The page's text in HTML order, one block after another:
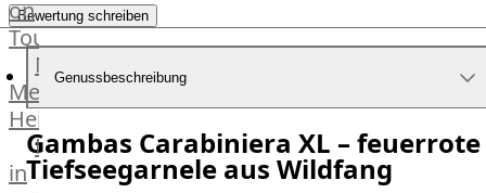
Berkel
Dry
Aging
Schrank
Bücher
Poster
on
Tour
Männer
Metzger
Heinsberg
Markthalle
in
Bewertung schreiben
Genussbeschreibung
Gambas Carabiniera XL – feuerrote
Tiefseegarnele aus Wildfang